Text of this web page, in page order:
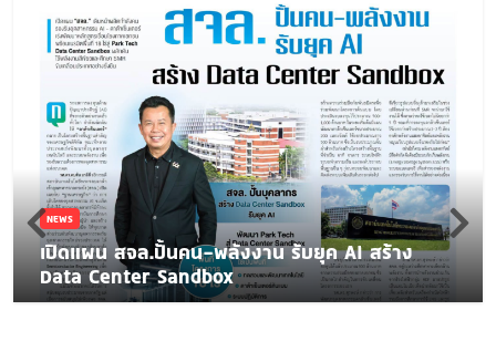
NEWS
เปิดแผน สจล.ปั้นคน-พลังงาน รับยุค AI สร้าง
Data Center Sandbox